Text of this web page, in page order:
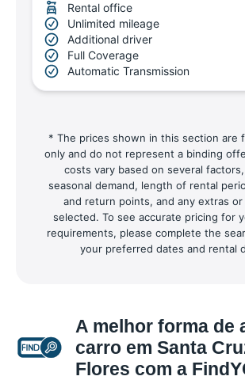
Rental office
Unlimited mileage
Additional driver
Full Coverage
Automatic Transmission
* The prices shown in this section are
only and do not represent a binding
costs vary based on several
seasonal demand, length of rental
and return points, and any extras or
selected. To see accurate pricing for
requirements, please complete the
your preferred dates and rental
A melhor forma de
carro em Santa
Flores com a